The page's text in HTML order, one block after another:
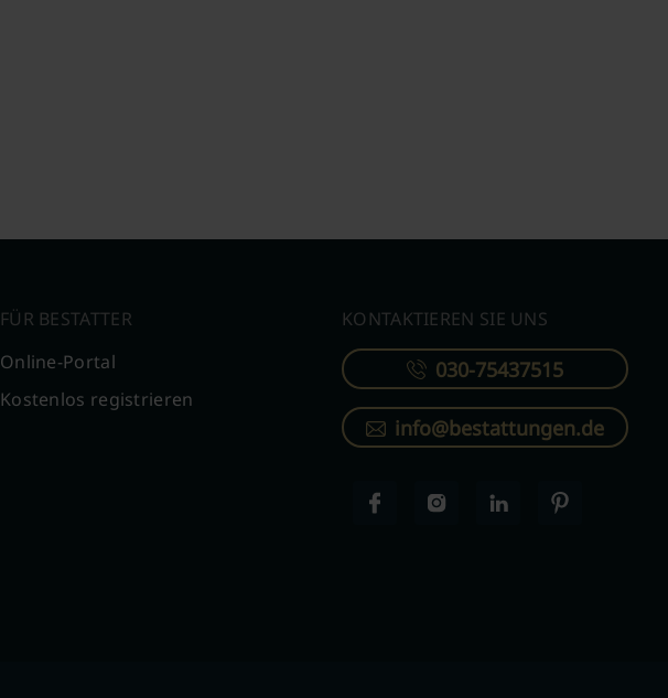
FÜR BESTATTER
Online-Portal
Kostenlos registrieren
KONTAKTIEREN SIE UNS
030-75437515
info@bestattungen.de